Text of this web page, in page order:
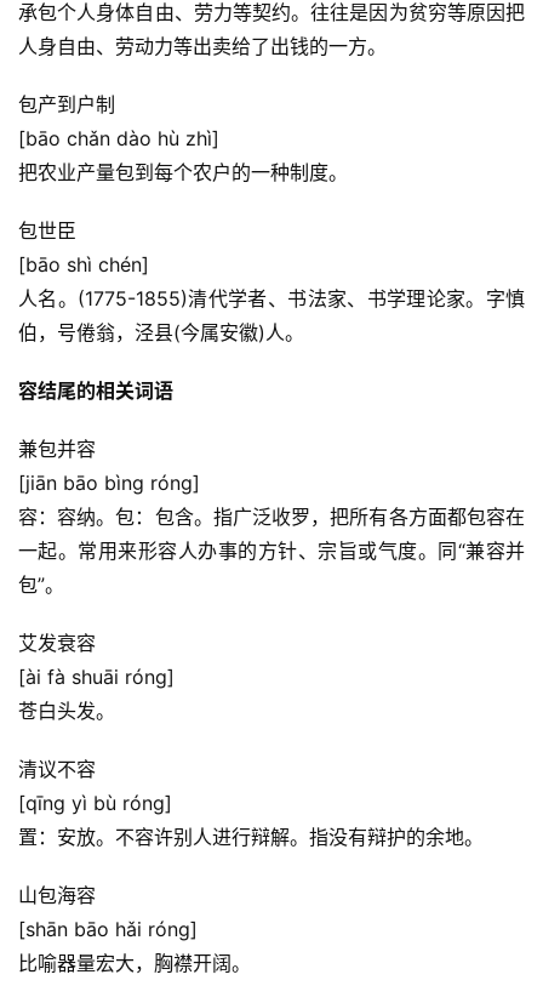
承包个人身体自由、劳力等契约。往往是因为贫穷等原因把
人身自由、劳动力等出卖给了出钱的一方。
包产到户制
[bāo chǎn dào hù zhì]
把农业产量包到每个农户的一种制度。
包世臣
[bāo shì chén]
人名。(1775-1855)清代学者、书法家、书学理论家。字慎
伯，号倦翁，泾县(今属安徽)人。
容结尾的相关词语
兼包并容
[jiān bāo bìng róng]
容：容纳。包：包含。指广泛收罗，把所有各方面都包容在
一起。常用来形容人办事的方针、宗旨或气度。同“兼容并
包”。
艾发衰容
[ài fà shuāi róng]
苍白头发。
清议不容
[qīng yì bù róng]
置：安放。不容许别人进行辩解。指没有辩护的余地。
山包海容
[shān bāo hǎi róng]
比喻器量宏大，胸襟开阔。